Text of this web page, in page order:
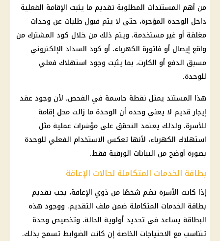
من أهم المستندات المطلوبة تقديم ما يثبت الإقامة الفعلية
داخل الوحدة المؤجرة، حتى لا يتم قبول طلبات عن وحدات
مغلقة أو غير مستخدمة. ويتم ذلك من خلال كود المشترك من
واقع إيصال أو فاتورة الكهرباء، أو كود السداد الإلكتروني
مسبق الدفع أو الكارت، بما يثبت وجود استهلاك فعلي
للوحدة.
هذا المستند يمثل نقطة حاسمة في الفحص، لأن وجود عقد
إيجار قديم لا يعني وحده أن الوحدة ما زالت محل إقامة
للأسرة. ولذلك يعتمد التحقق على مؤشرات عملية مثل
استهلاك الكهرباء، لأنها تعكس الاستخدام الفعلي للوحدة
بصورة أوضح من البيانات الورقية فقط.
بطاقة الخدمات المتكاملة لحالات الإعاقة
إذا كانت الأسرة تضم شخصًا من ذوي الإعاقة، يجب تقديم
بطاقة الخدمات المتكاملة ضمن ملف التقديم. ووجود هذه
البطاقة يساعد في تحديد أولوية الحالة، وتخصيص وحدة
تتناسب مع الاحتياجات الخاصة إن كانت الضوابط تسمح بذلك.